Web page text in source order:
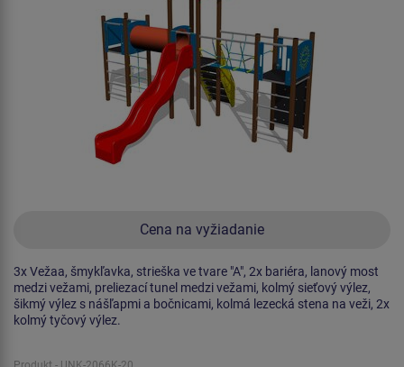
Cena na vyžiadanie
3x Vežaa, šmykľavka, strieška ve tvare "A", 2x bariéra, lanový most
medzi vežami, preliezací tunel medzi vežami, kolmý sieťový výlez,
šikmý výlez s nášľapmi a bočnicami, kolmá lezecká stena na veži, 2x
kolmý tyčový výlez.